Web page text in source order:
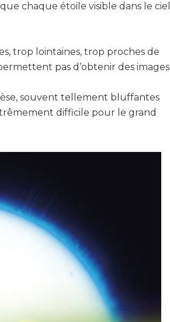
chaque étoile visible dans le ciel
trop lointaines, trop proches de
pas d’obtenir des images
souvent tellement bluffantes
difficile pour le grand